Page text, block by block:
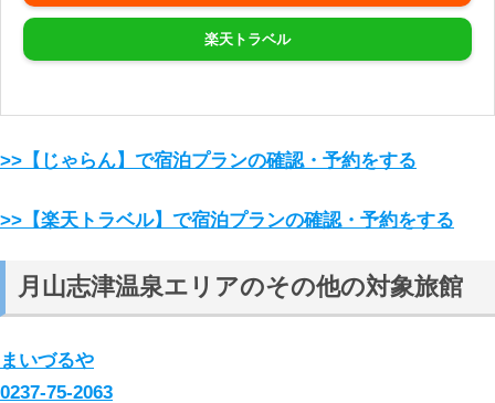
楽天トラベル
>>【じゃらん】で宿泊プランの確認・予約をする
>>【楽天トラベル】で宿泊プランの確認・予約をする
月山志津温泉エリアのその他の対象旅館
まいづるや
0237-75-2063